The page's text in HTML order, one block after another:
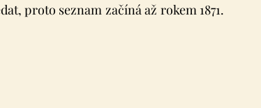
proto seznam začíná až rokem 1871.